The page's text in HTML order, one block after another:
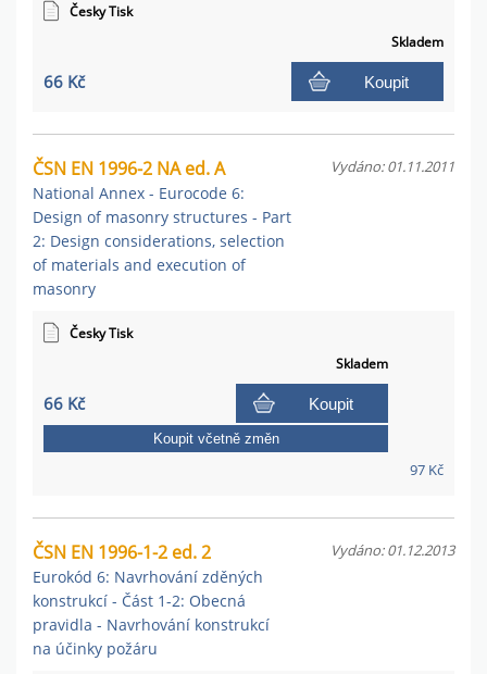
Česky Tisk
Skladem
66 Kč Koupit
ČSN EN 1996-2 NA ed. A
National Annex - Eurocode 6:
Design of masonry structures - Part
2: Design considerations, selection
of materials and execution of
masonry
Vydáno: 01.11.2011
Česky Tisk
Skladem
66 Kč Koupit
97 Kč
Koupit včetně změn
ČSN EN 1996-1-2 ed. 2
Eurokód 6: Navrhování zděných
konstrukcí - Část 1-2: Obecná
pravidla - Navrhování konstrukcí
na účinky požáru
Vydáno: 01.12.2013